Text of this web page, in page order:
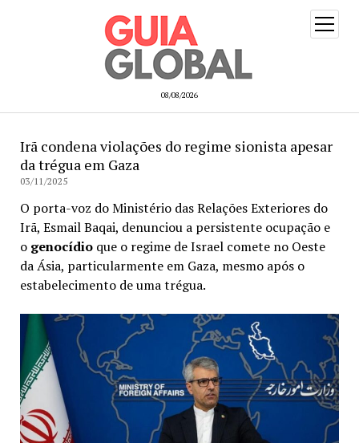
08/08/2026
open
menu
Irã condena violações do regime sionista apesar
da trégua em Gaza
03/11/2025
O porta-voz do Ministério das Relações Exteriores do
Irã, Esmail Baqai, denunciou a persistente ocupação e
o genocídioque o regime de Israel comete no Oeste
da Ásia, particularmente em Gaza, mesmo após o
estabelecimento de uma trégua.